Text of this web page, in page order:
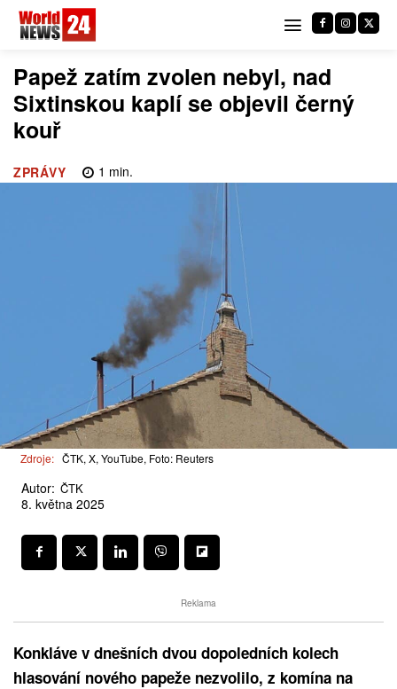
Papež zatím zvolen nebyl, nad
Sixtinskou kaplí se objevil černý
kouř
ZPRÁVY 1 min.
Zdroje: ČTK, X, YouTube, Foto: Reuters
Autor: ČTK
8. května 2025
Reklama
Konkláve v dnešních dvou dopoledních kolech
hlasování nového papeže nezvolilo, z komína na